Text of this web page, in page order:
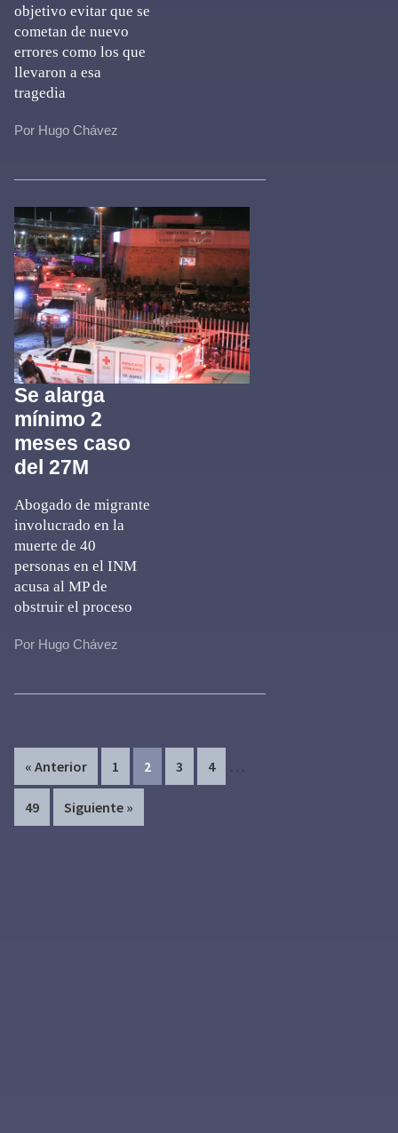
objetivo evitar que se
cometan de nuevo
errores como los que
llevaron a esa
tragedia
Por Hugo Chávez
Se alarga
mínimo 2
meses caso
del 27M
Abogado de migrante
involucrado en la
muerte de 40
personas en el INM
acusa al MP de
obstruir el proceso
Por Hugo Chávez
« Anterior Page
1 Page
2 Page
3 Page
4 …
Page
49 Siguiente »